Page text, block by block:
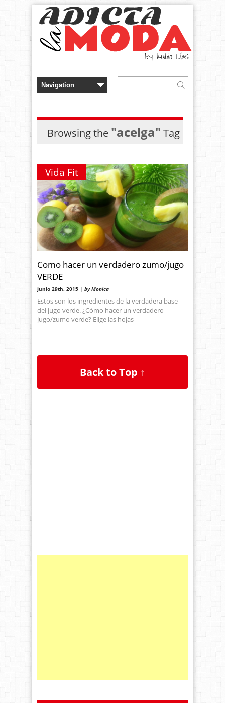
Browsing the "acelga" Tag
Vida Fit
Como hacer un verdadero zumo/jugo
VERDE
junio 29th, 2015 | by Monica
Estos son los ingredientes de la verdadera base
del jugo verde. ¿Cómo hacer un verdadero
jugo/zumo verde? Elige las hojas
Back to Top ↑